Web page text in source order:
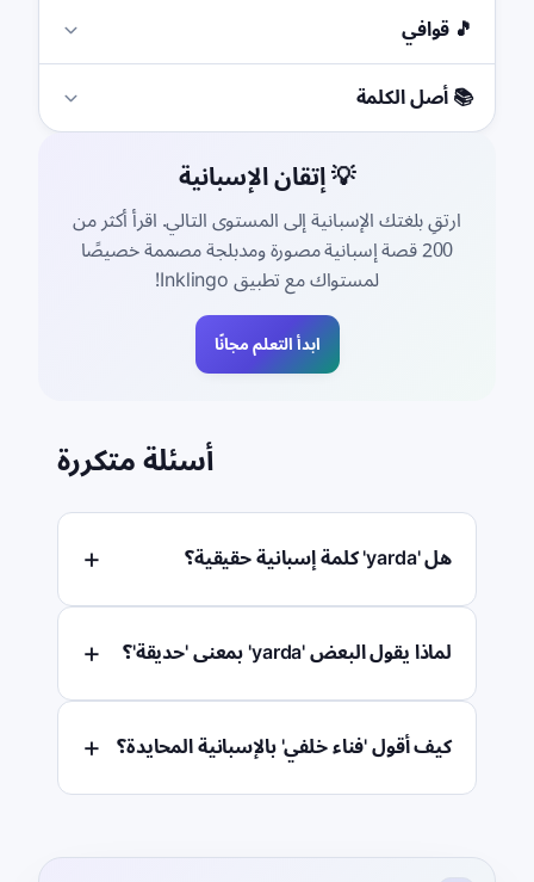
🎵 قوافي
📚 أصل الكلمة
💡 إتقان الإسبانية
ارتقِ بلغتك الإسبانية إلى المستوى التالي. اقرأ أكثر من
200 قصة إسبانية مصورة ومدبلجة مصممة خصيصًا
لمستواك مع تطبيق Inklingo!
ابدأ التعلم مجانًا
أسئلة متكررة
هل 'yarda' كلمة إسبانية حقيقية؟
لماذا يقول البعض 'yarda' بمعنى 'حديقة'؟
كيف أقول 'فناء خلفي' بالإسبانية المحايدة؟